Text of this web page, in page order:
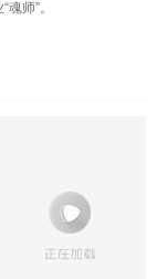
192
196
152
156
112
116
72
76
师”。